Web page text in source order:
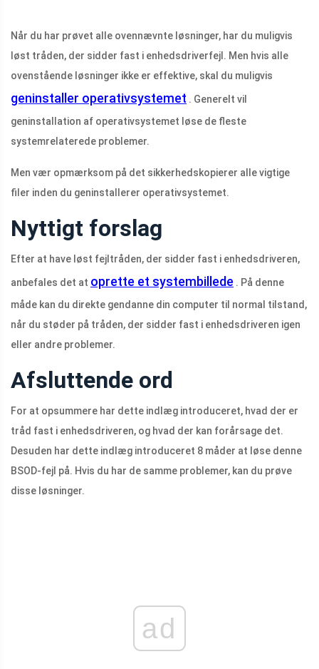
Når du har prøvet alle ovennævnte løsninger, har du muligvis
løst tråden, der sidder fast i enhedsdriverfejl. Men hvis alle
ovenstående løsninger ikke er effektive, skal du muligvis
geninstaller operativsystemet . Generelt vil
geninstallation af operativsystemet løse de fleste
systemrelaterede problemer.
Men vær opmærksom på det sikkerhedskopierer alle vigtige
filer inden du geninstallerer operativsystemet.
Nyttigt forslag
Efter at have løst fejltråden, der sidder fast i enhedsdriveren,
anbefales det at oprette et systembillede . På denne
måde kan du direkte gendanne din computer til normal tilstand,
når du støder på tråden, der sidder fast i enhedsdriveren igen
eller andre problemer.
Afsluttende ord
For at opsummere har dette indlæg introduceret, hvad der er
tråd fast i enhedsdriveren, og hvad der kan forårsage det.
Desuden har dette indlæg introduceret 8 måder at løse denne
BSOD-fejl på. Hvis du har de samme problemer, kan du prøve
disse løsninger.
ad